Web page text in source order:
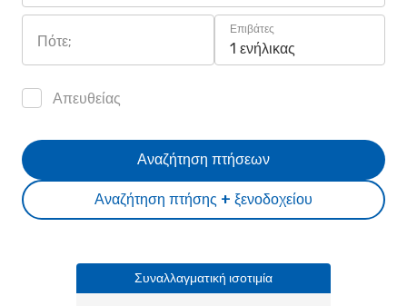
Πότε;
Επιβάτες
1 ενήλικας
Απευθείας
Αναζήτηση πτήσης + ξενοδοχείου
Αναζήτηση πτήσεων
Συναλλαγματική ισοτιμία